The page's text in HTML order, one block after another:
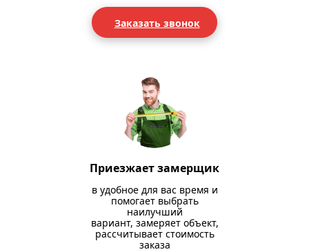
Заказать звонок
Приезжает замерщик
в удобное для вас время и
помогает выбрать
наилучший
вариант, замеряет объект,
рассчитывает стоимость
заказа